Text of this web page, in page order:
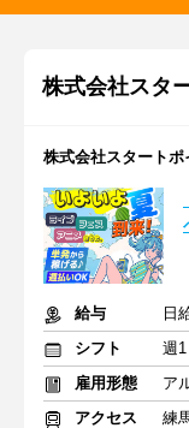
株式会社スタ
株式会社スタートポ
給与
日
シフト
週
雇用形態
ア
アクセス
練